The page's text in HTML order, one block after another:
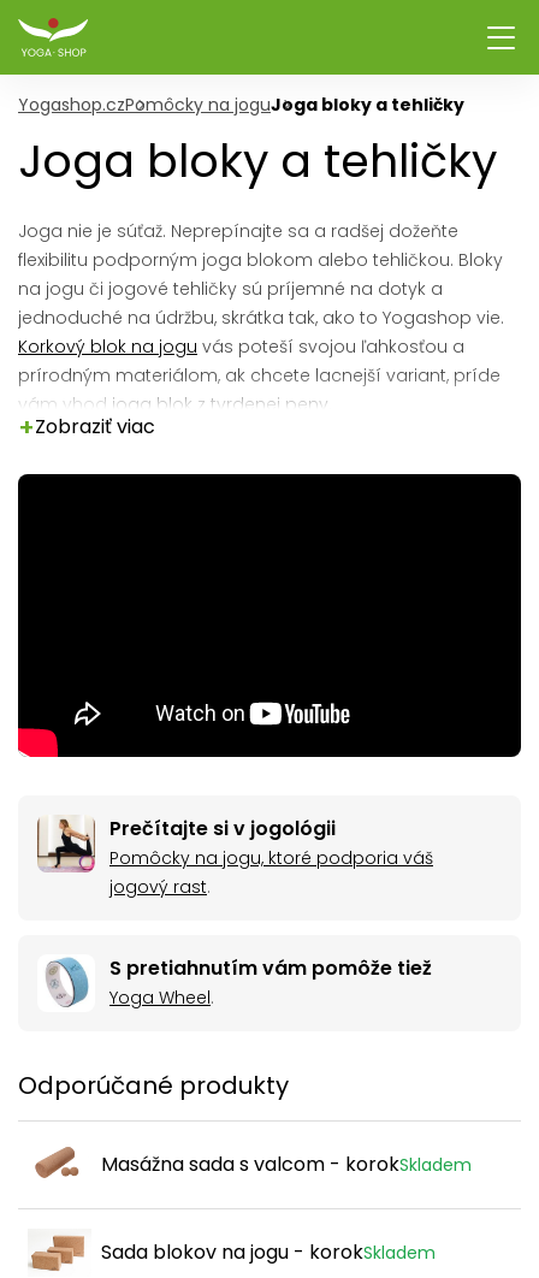
Yogashop.czPomôcky na joguJoga bloky a tehličky
Joga bloky a tehličky
Joga nie je súťaž. Neprepínajte sa a radšej dožeňte
flexibilitu podporným joga blokom alebo tehličkou. Bloky
na jogu či jogové tehličky sú príjemné na dotyk a
jednoduché na údržbu, skrátka tak, ako to Yogashop vie.
Korkový blok na jogu vás poteší svojou ľahkosťou a
prírodným materiálom, ak chcete lacnejší variant, príde
vám vhod joga blok z tvrdenej peny
+Zobraziť viac
Prečítajte si v jogológii
Pomôcky na jogu, ktoré podporia váš
jogový rast.
S pretiahnutím vám pomôže tiež
Yoga Wheel.
Odporúčané produkty
Masážna sada s valcom - korokSkladem
Sada blokov na jogu - korokSkladem